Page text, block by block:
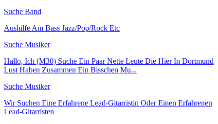
Suche Band
Aushilfe Am Bass Jazz/Pop/Rock Etc
Suche Musiker
Hallo, Ich (M30) Suche Ein Paar Nette Leute Die Hier In Dortmund
Lust Haben Zusammen Ein Bisschen Mu...
Suche Musiker
Wir Suchen Eine Erfahrene Lead-Gitarristin Oder Einen Erfahrenen
Lead-Gitarristen